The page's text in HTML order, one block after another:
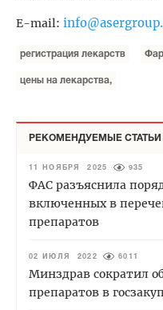
E-mail:
регистрация лекарств
цены на лекарства,
РЕКОМЕНДУЕМЫЕ СТАТЬИ
11 НОЯБРЯ 2025 935
ФАС разъяснила
включенных в
препаратов
02 ИЮЛЯ 2022 6011
Минздрав сократил
препаратов в